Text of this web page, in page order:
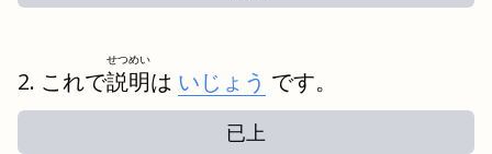
これで説明
せつめい
は いじょう です。
已上